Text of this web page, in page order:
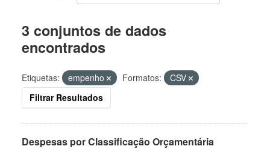
3 conjuntos de dados
encontrados
Etiquetas: empenho Formatos:
CSV
Filtrar Resultados
Despesas por Classificação Orçamentária